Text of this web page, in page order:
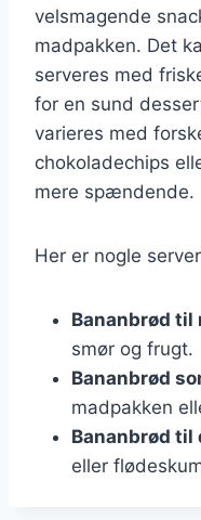
velsmagende
madpakken. Det
serveres med
for en sund
varieres med
chokoladechips
mere spændende.
Her er nogle
Bananbrød til
smør og frugt.
Bananbrød
madpakken
Bananbrød til
eller